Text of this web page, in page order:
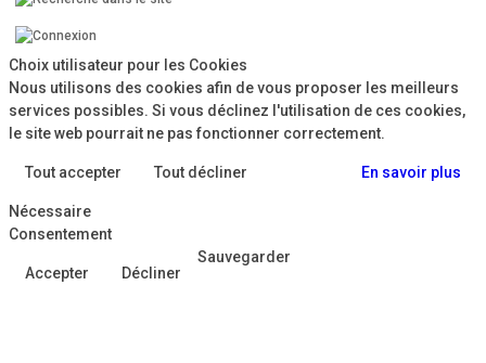
Choix utilisateur pour les Cookies
Nous utilisons des cookies afin de vous proposer les meilleurs
services possibles. Si vous déclinez l'utilisation de ces cookies,
le site web pourrait ne pas fonctionner correctement.
Tout accepter Tout décliner En savoir plus
Nécessaire
Consentement
Accepter Décliner
Sauvegarder